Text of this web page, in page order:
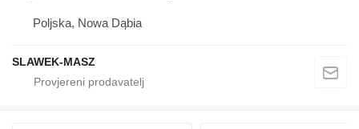
Poljska, Nowa Dąbia
SLAWEK-MASZ